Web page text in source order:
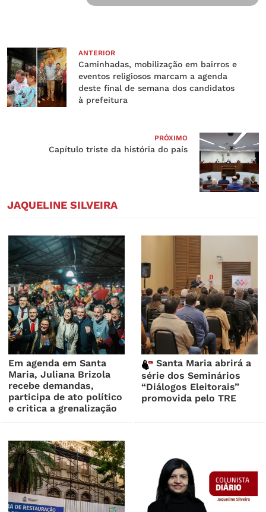
ANTERIOR
Caminhadas, mobilização em bairros e
eventos religiosos marcam a agenda
deste final de semana dos candidatos
à prefeitura
PRÓXIMO
Capítulo triste da história do país
JAQUELINE SILVEIRA
Em agenda em Santa
Maria, Juliana Brizola
recebe demandas,
participa de ato político
e critica a grenalização
Santa Maria abrirá a
série dos Seminários
“Diálogos Eleitorais”
promovida pelo TRE